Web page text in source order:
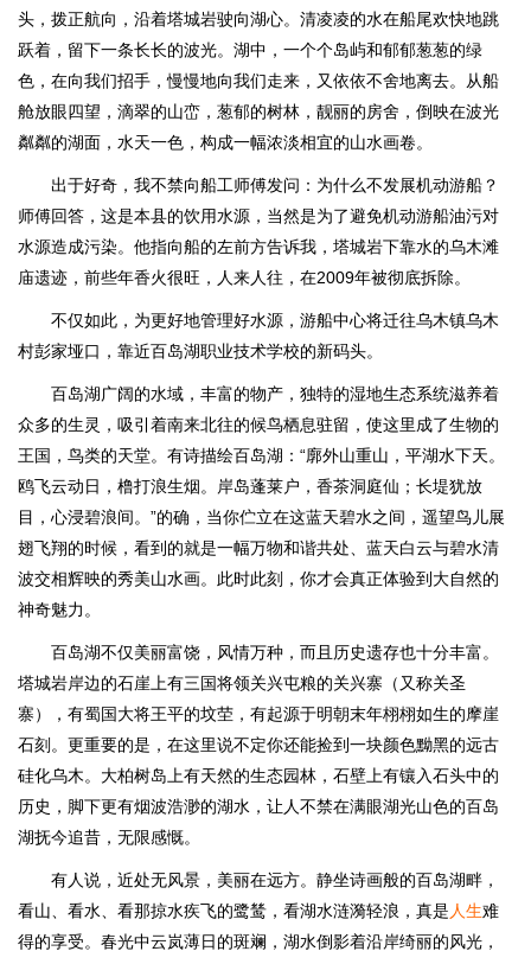
头，拨正航向，沿着塔城岩驶向湖心。清凌凌的水在船尾欢快地跳
跃着，留下一条长长的波光。湖中，一个个岛屿和郁郁葱葱的绿
色，在向我们招手，慢慢地向我们走来，又依依不舍地离去。从船
舱放眼四望，滴翠的山峦，葱郁的树林，靓丽的房舍，倒映在波光
粼粼的湖面，水天一色，构成一幅浓淡相宜的山水画卷。
出于好奇，我不禁向船工师傅发问：为什么不发展机动游船？
师傅回答，这是本县的饮用水源，当然是为了避免机动游船油污对
水源造成污染。他指向船的左前方告诉我，塔城岩下靠水的乌木滩
庙遗迹，前些年香火很旺，人来人往，在2009年被彻底拆除。
不仅如此，为更好地管理好水源，游船中心将迁往乌木镇乌木
村彭家垭口，靠近百岛湖职业技术学校的新码头。
百岛湖广阔的水域，丰富的物产，独特的湿地生态系统滋养着
众多的生灵，吸引着南来北往的候鸟栖息驻留，使这里成了生物的
王国，鸟类的天堂。有诗描绘百岛湖：“廓外山重山，平湖水下天。
鸥飞云动日，橹打浪生烟。岸岛蓬莱户，香茶洞庭仙；长堤犹放
目，心浸碧浪间。”的确，当你伫立在这蓝天碧水之间，遥望鸟儿展
翅飞翔的时候，看到的就是一幅万物和谐共处、蓝天白云与碧水清
波交相辉映的秀美山水画。此时此刻，你才会真正体验到大自然的
神奇魅力。
百岛湖不仅美丽富饶，风情万种，而且历史遗存也十分丰富。
塔城岩岸边的石崖上有三国将领关兴屯粮的关兴寨（又称关圣
寨），有蜀国大将王平的坟茔，有起源于明朝末年栩栩如生的摩崖
石刻。更重要的是，在这里说不定你还能捡到一块颜色黝黑的远古
硅化乌木。大柏树岛上有天然的生态园林，石壁上有镶入石头中的
历史，脚下更有烟波浩渺的湖水，让人不禁在满眼湖光山色的百岛
湖抚今追昔，无限感慨。
有人说，近处无风景，美丽在远方。静坐诗画般的百岛湖畔，
看山、看水、看那掠水疾飞的鹭鸶，看湖水涟漪轻浪，真是 人生难
得的享受。春光中云岚薄日的斑斓，湖水倒影着沿岸绮丽的风光，